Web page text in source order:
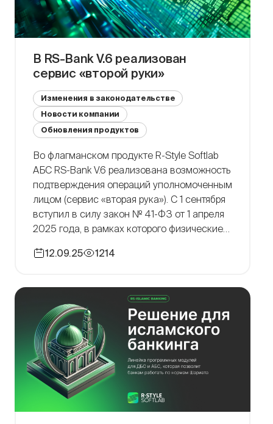
В RS-Bank V.6 реализован
сервис «второй руки»
Изменения в законодательстве
Новости компании
Обновления продуктов
Во флагманском продукте R-Style Softlab
АБС RS-Bank V.6 реализована возможность
подтверждения операций уполномоченным
лицом (сервис «вторая рука»). С 1 сентября
вступил в силу закон № 41-ФЗ от 1 апреля
2025 года, в рамках которого физические
лицо («вторую руку») для подтверждения
денежных средств, операций по вкладам и
получению наличных […]
12.09.25 1214